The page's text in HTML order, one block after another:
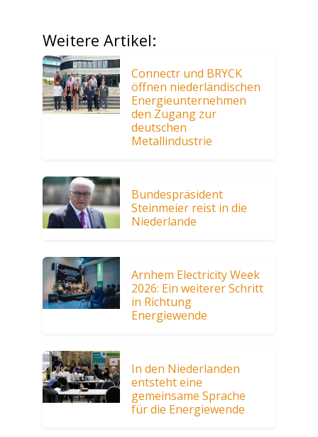
Weitere Artikel:
Connectr und BRYCK
öffnen niederländischen
Energieunternehmen
den Zugang zur
deutschen
Metallindustrie
Bundespräsident
Steinmeier reist in die
Niederlande
Arnhem Electricity Week
2026: Ein weiterer Schritt
in Richtung
Energiewende
In den Niederlanden
entsteht eine
gemeinsame Sprache
für die Energiewende